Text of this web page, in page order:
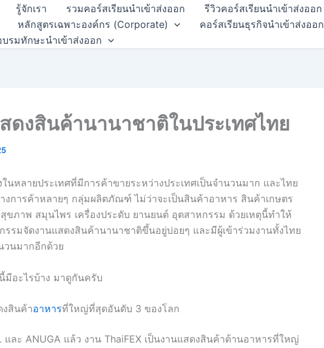
รู้จักเรา รวมคอร์สเรียนนำเข้าส่งออก รีวิวคอร์สเรียนนำเข้าส่งออก
หลักสูตรเฉพาะองค์กร (Corporate)
คอร์สเรียนธุรกิจนำเข้าส่งออก
รมทักษะนำเข้าส่งออก
ดงสินค้านานาชาติในประเทศไทย
ในหลายประเทศที่มีการค้าขายระหว่างประเทศเป็นจำนวนมาก และไทย
งการค้าหลายๆ กลุ่มผลิตภัณฑ์ ไม่ว่าจะเป็นสินค้าอาหาร สินค้าเกษตร
ขภาพ สมุนไพร เครื่องประดับ ยานยนต์ อุตสาหกรรม ด้วยเหตุนี้ทำให้
รรมจัดงานแสดงสินค้านานาชาติขึ้นอยู่บ่อยๆ และมีผู้เข้าร่วมงานทั้งไทย
วนมากอีกด้วย
มีอะไรบ้าง มาดูกันครับ
งสินค้าอาหารที่ใหญ่ที่สุดอันดับ 3 ของโลก
และ ANUGA แล้ว งาน ThaiFEX เป็นงานแสดงสินค้าด้านอาหารที่ใหญ่